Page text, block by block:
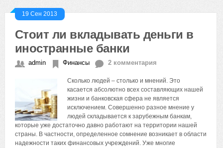
19 Сен 2013
Стоит ли вкладывать деньги в
иностранные банки
admin Финансы 2 комментария
Сколько людей – столько и мнений. Это
касается абсолютно всех составляющих нашей
жизни и банковская сфера не является
исключением. Совершенно разное мнение у
людей складывается к зарубежным банкам,
которые уже достаточно давно работают на территории нашей
страны. В частности, определенное сомнение возникает в области
надежности таких финансовых учреждений. Уже многие